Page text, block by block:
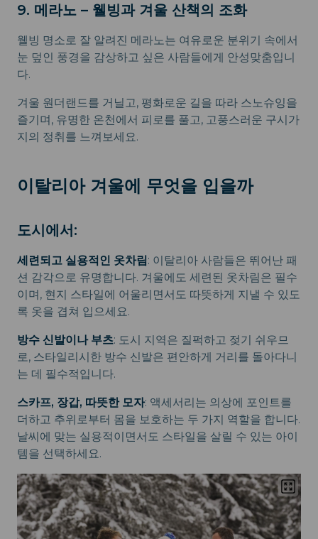
9. 메라노 – 웰빙과 겨울 산책의 조화
웰빙 명소로 잘 알려진 메라노는 여유로운 분위기 속에서
눈 덮인 풍경을 감상하고 싶은 사람들에게 안성맞춤입니
다.
겨울 원더랜드를 거닐고, 평화로운 길을 따라 스노슈잉을
즐기며, 유명한 온천에서 피로를 풀고, 고풍스러운 구시가
지의 정취를 느껴보세요.
이탈리아 겨울에 무엇을 입을까
도시에서:
세련되고 실용적인 옷차림: 이탈리아 사람들은 뛰어난 패
션 감각으로 유명합니다. 겨울에도 세련된 옷차림은 필수
이며, 현지 스타일에 어울리면서도 따뜻하게 지낼 수 있도
록 옷을 겹쳐 입으세요.
방수 신발이나 부츠: 도시 지역은 질퍽하고 젖기 쉬우므
로, 스타일리시한 방수 신발은 편안하게 거리를 돌아다니
는 데 필수적입니다.
스카프, 장갑, 따뜻한 모자: 액세서리는 의상에 포인트를
더하고 추위로부터 몸을 보호하는 두 가지 역할을 합니다.
날씨에 맞는 실용적이면서도 스타일을 살릴 수 있는 아이
템을 선택하세요.